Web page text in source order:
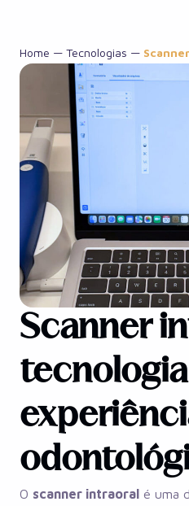
Home — Tecnologias —
Scanner
O scanner intraoral é uma